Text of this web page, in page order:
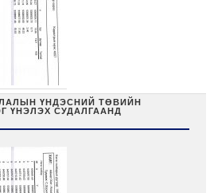
ҮНДЭСНИЙ ТӨВИЙН
ҮНЭЛЭХ СУДАЛГААНД